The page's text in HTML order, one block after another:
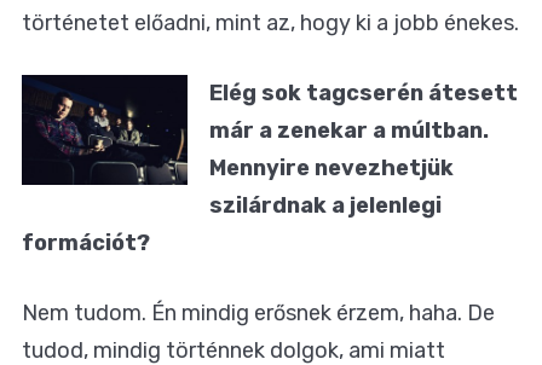
történetet előadni, mint az, hogy ki a jobb énekes.
Elég sok tagcserén átesett
már a zenekar a múltban.
Mennyire nevezhetjük
szilárdnak a jelenlegi
formációt?
Nem tudom. Én mindig erősnek érzem, haha. De
tudod, mindig történnek dolgok, ami miatt